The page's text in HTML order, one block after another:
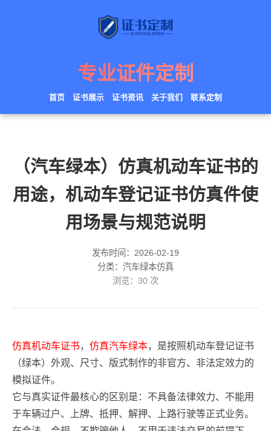
专业证件定制
首页 证书展示 证书资讯 关于我们 联系定制
（汽车绿本）仿真机动车证书的
用途，机动车登记证书仿真件使
用场景与规范说明
发布时间：2026-02-19
分类：汽车绿本仿真
浏览： 30 次
仿真机动车证书， 仿真汽车绿本，是按照机动车登记证书
（绿本）外观、尺寸、版式制作的非官方、非法定效力的
模拟证件。
它与真实证件最核心的区别是：不具备法律效力、不能用
于车辆过户、上牌、抵押、解押、上路行驶等正式业务。